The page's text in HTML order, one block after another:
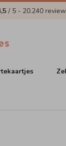
/ 5 - 20.240